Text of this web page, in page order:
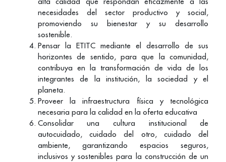
necesidades del sector productivo y social,
promoviendo su bienestar y su desarrollo
sostenible.
Pensar la ETITC mediante el desarrollo de sus
horizontes de sentido, para que la comunidad,
contribuya en la transformación de vida de los
integrantes de la institución, la sociedad y el
planeta.
Proveer la infraestructura física y tecnológica
necesaria para la calidad en la oferta educativa
Consolidar una cultura institucional de
autocuidado, cuidado del otro, cuidado del
ambiente, garantizando espacios seguros,
inclusivos y sostenibles para la construcción de un